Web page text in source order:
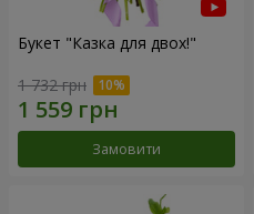
Букет "Казка для двох!"
1 732 грн
Замовити